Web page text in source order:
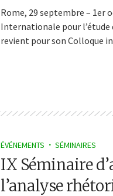
Rome, 29 septembre – 1er
Internationale pour l’étude
revient pour son Colloque
ÉVÉNEMENTS SÉMINAIRES
IX Séminaire
l’analyse